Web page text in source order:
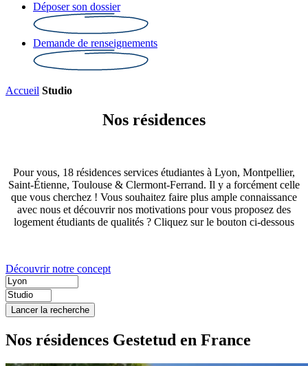
Déposer son dossier
Demande de renseignements
Accueil Studio
Nos résidences
Pour vous, 18 résidences services étudiantes à Lyon, Montpellier,
Saint-Étienne, Toulouse & Clermont-Ferrand. Il y a forcément celle
que vous cherchez ! Vous souhaitez faire plus ample connaissance
avec nous et découvrir nos motivations pour vous proposez des
logement étudiants de qualités ? Cliquez sur le bouton ci-dessous
Découvrir notre concept
Lancer la recherche
Nos résidences Gestetud en France